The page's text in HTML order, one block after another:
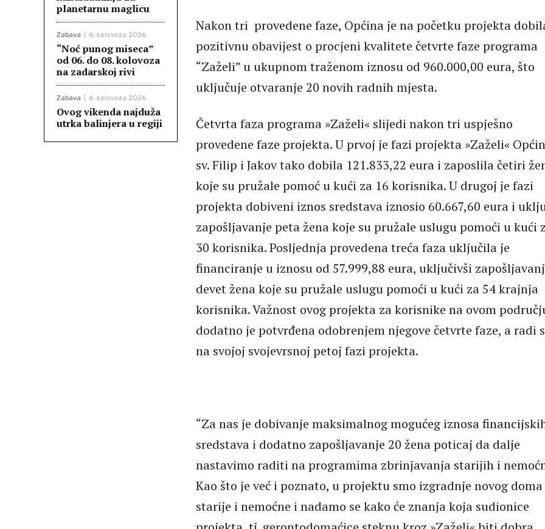
planetarnu maglicu
Zabava 6. kolovoza 2026.
“Noć punog miseca”
od 06. do 08. kolovoza
na zadarskoj rivi
Zabava 6. kolovoza 2026.
Ovog vikenda najduža
utrka balinjera u regiji
Nakon tri provedene faze, Općina je na početku projekta
pozitivnu obavijest o procjeni kvalitete četvrte faze programa
“Zaželi” u ukupnom traženom iznosu od 960.000,00 eura, što
uključuje otvaranje 20 novih radnih mjesta.
Četvrta faza programa »Zaželi« slijedi nakon tri uspješno
provedene faze projekta. U prvoj je fazi projekta »Zaželi«
sv. Filip i Jakov tako dobila 121.833,22 eura i zaposlila četiri
koje su pružale pomoć u kući za 16 korisnika. U drugoj je fazi
projekta dobiveni iznos sredstava iznosio 60.667,60 eura i
zapošljavanje peta žena koje su pružale uslugu pomoći u kući
30 korisnika. Posljednja provedena treća faza uključila je
financiranje u iznosu od 57.999,88 eura, uključivši
devet žena koje su pružale uslugu pomoći u kući za 54 krajnja
korisnika. Važnost ovog projekta za korisnike na ovom
dodatno je potvrđena odobrenjem njegove četvrte faze, a radi
na svojoj svojevrsnoj petoj fazi projekta.
“Za nas je dobivanje maksimalnog mogućeg iznosa
sredstava i dodatno zapošljavanje 20 žena poticaj da dalje
nastavimo raditi na programima zbrinjavanja starijih i
Kao što je već i poznato, u projektu smo izgradnje novog doma
starije i nemoćne i nadamo se kako će znanja koja sudionice